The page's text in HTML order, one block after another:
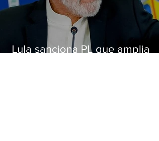
Lula sanciona PL que amplia